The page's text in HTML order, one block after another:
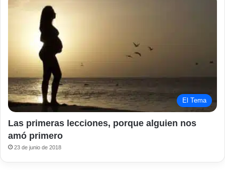
El Tema
Las primeras lecciones, porque alguien nos
amó primero
23 de junio de 2018